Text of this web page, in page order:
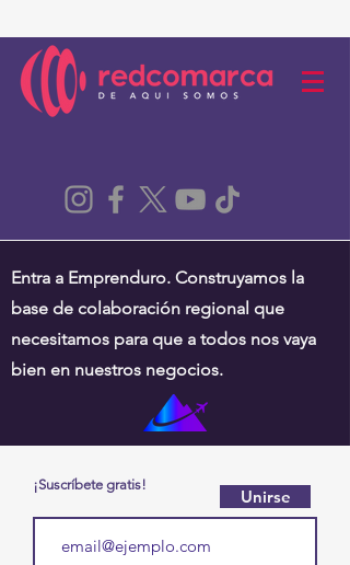
Entra a Emprenduro. Construyamos la
base de colaboración regional que
necesitamos para que a todos nos vaya
bien en nuestros negocios.
¡Suscríbete gratis!
Unirse